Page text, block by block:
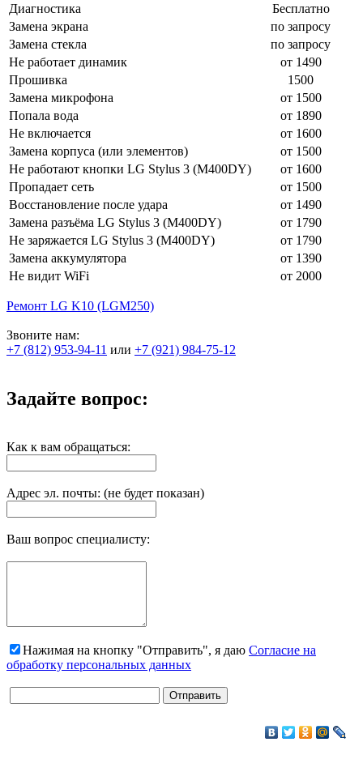
Диагностика
Бесплатно
Замена экрана
по запросу
Замена стекла
по запросу
Не работает динамик
от 1490
Прошивка
1500
Замена микрофона
от 1500
Попала вода
от 1890
Не включается
от 1600
Замена корпуса (или элементов)
от 1500
Не работают кнопки LG Stylus 3 (M400DY)
от 1600
Пропадает сеть
от 1500
Восстановление после удара
от 1490
Замена разъёма LG Stylus 3 (M400DY)
от 1790
Не заряжается LG Stylus 3 (M400DY)
от 1790
Замена аккумулятора
от 1390
Не видит WiFi
от 2000
Ремонт LG K10 (LGM250)
Звоните нам:
+7 (812) 953-94-11 или +7 (921) 984-75-12
Задайте вопрос:
Как к вам обращаться:
Адрес эл. почты: (не будет показан)
Ваш вопрос специалисту:
Нажимая на кнопку "Отправить", я даю Согласие на
обработку персональных данных